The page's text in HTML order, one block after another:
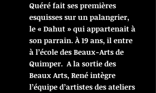
Quéré fait ses premières
esquisses sur un palangrier,
le « Dahut » qui appartenait à
son parrain. À 19 ans, il entre
à l’école des Beaux-Arts de
Quimper. A la sortie des
Beaux Arts, René intègre
l’équipe d’artistes des ateliers